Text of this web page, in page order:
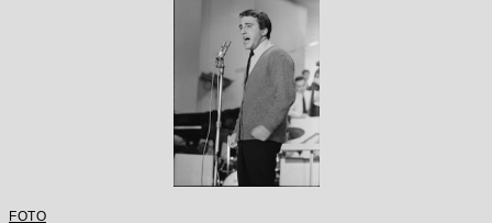
FOTO